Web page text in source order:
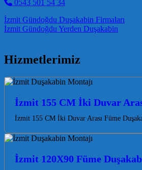
0543 501 54 34
Post navigation
İzmit Gündoğdu Duşakabin Firmaları
İzmit Gündoğdu Yerden Duşakabin
Hizmetlerimiz
İzmit 155 CM İki Duvar
İzmit 155 CM İki Duvar Arası Füme
İzmit 120X90 Füme